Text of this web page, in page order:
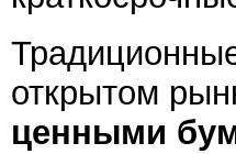
открытом
ценными